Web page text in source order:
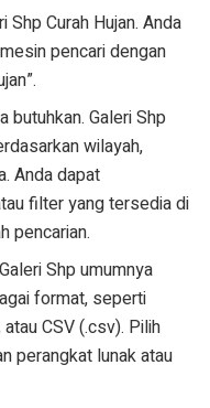
Curah Hujan. Anda
pencari dengan
butuhkan. Galeri Shp
wilayah,
Anda dapat
filter yang tersedia di
pencarian.
Shp umumnya
format, seperti
CSV (.csv). Pilih
perangkat lunak atau